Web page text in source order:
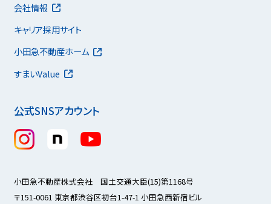
公式SNSアカウント
会社情報
キャリア採用サイト
小田急不動産ホーム
すまいValue
小田急不動産株式会社 国土交通大臣(15)第1168号
〒151-0061 東京都渋谷区初台1-47-1 小田急西新宿ビル